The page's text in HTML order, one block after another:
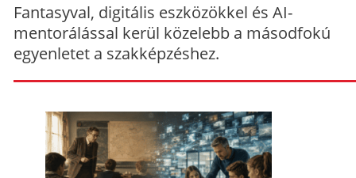
Fantasyval, digitális eszközökkel és AI-
mentorálással kerül közelebb a másodfokú
egyenletet a szakképzéshez.